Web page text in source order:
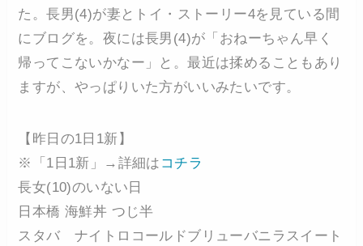
た。長男(4)が妻とトイ・ストーリー4を見ている間
にブログを。夜には長男(4)が「おねーちゃん早く
帰ってこないかなー」と。最近は揉めることもあり
ますが、やっぱりいた方がいいみたいです。
【昨日の1日1新】
※「1日1新」→詳細は コチラ
長女(10)のいない日
日本橋 海鮮丼 つじ半
スタバ ナイトロコールドブリューバニラスイート